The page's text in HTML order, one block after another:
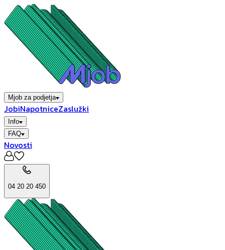
Mjob za podjetja
JobiNapotniceZaslužki
Info
FAQ
Novosti
04 20 20 450